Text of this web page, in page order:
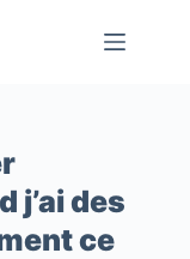
j’ai des
ce